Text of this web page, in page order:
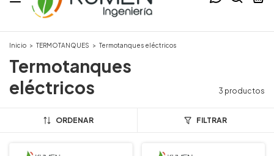
Inicio > TERMOTANQUES > Termotanques eléctricos
Termotanques
eléctricos
3 productos
ORDENAR FILTRAR